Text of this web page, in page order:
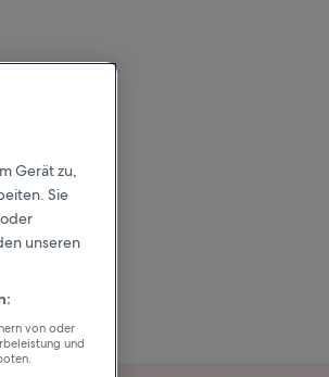
Gerät zu,
Sie
unseren
von oder
und